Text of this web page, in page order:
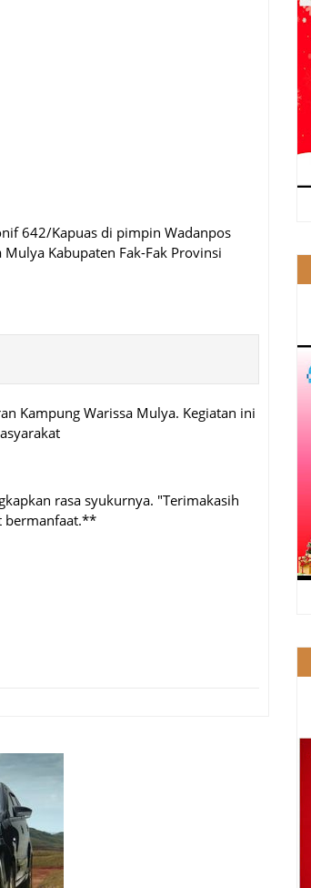
642/Kapuas di pimpin Wadanpos
Kabupaten Fak-Fak Provinsi
Kampung Warissa Mulya. Kegiatan ini
rasa syukurnya. "Terimakasih
bermanfaat.**